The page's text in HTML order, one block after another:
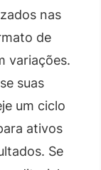
nas
de
variações.
suas
um ciclo
ativos
Se